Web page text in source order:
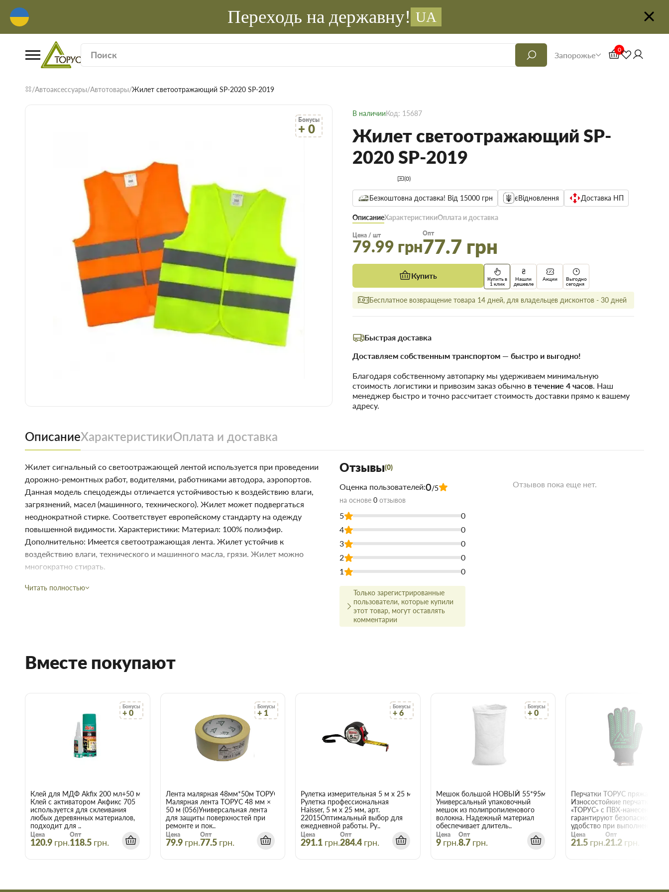
Переходь на державну! UA
Запорожье
0
Автоаксессуары Автотовары Жилет светоотражающий SP-2020 SP-2019
Бонусы
+ 0
В наличииКод: 15687
Жилет светоотражающий SP-
2020 SP-2019
(0)
Безкоштовна доставка! Від 15000 грн єВідновлення Доставка НП
ОписаниеХарактеристикиОплата и доставка
Цена / шт
79.99 грн
Опт
77.7 грн
Купить
Купить в
1 клик
Нашли
дешевле
Акции
Выгодно
сегодня
Бесплатное возвращение товара 14 дней, для владельцев дисконтов - 30 дней
Быстрая доставка
Доставляем собственным транспортом — быстро и выгодно!
Благодаря собственному автопарку мы удерживаем минимальную
стоимость логистики и привозим заказ обычно в течение 4 часов. Наш
менеджер быстро и точно рассчитает стоимость доставки прямо к вашему
адресу.
ОписаниеХарактеристикиОплата и доставка
Жилет сигнальный со светоотражающей лентой используется при проведении
дорожно-ремонтных работ, водителями, работниками автодора, аэропортов.
Данная модель спецодежды отличается устойчивостью к воздействию влаги,
загрязнений, масел (машинного, технического). Жилет может подвергаться
неоднократной стирке. Соответствует европейскому стандарту на одежду
повышенной видимости. Характеристики: Материал: 100% полиэфир.
Дополнительно: Имеется светоотражающая лента. Жилет устойчив к
воздействию влаги, технического и машинного масла, грязи. Жилет можно
многократно стирать.
Купить Жилет светоотражающий SP-2020 SP-2019 в Запорожье
В наличии продукция для строительства и ремонта с самым широким ассортиментом.
Чтобы не запутаться в том, что вам наиболее подходит по цене и качеству, всегда можно
Действует гибкая система скидок, надо лишь учитывать, что оптовая цена в нашем
интернет-магазине начинает действовать при покупке двух и более товаров.
Купить Жилет светоотражающий SP-2020 SP-2019 в
Запорожье
Читать полностью
Отзывы(0)
Оценка пользователей:0/5
на основе 0 отзывов
5
0
4
0
3
0
2
0
1
0
Только зарегистрированные
пользователи, которые купили
этот товар, могут оставлять
комментарии
Отзывов пока еще нет.
Вместе покупают
Бонусы
+ 0
Клей для МДФ Akfix 200 мл+50 мл
Клей с активатором Акфикс 705
используется для склеивания
любых деревянных материалов,
подходит для ..
Цена
120.9 грн.
Опт
118.5 грн.
Бонусы
+ 1
Лента малярная 48мм*50м ТОРУС 056
Малярная лента ТОРУС 48 мм ×
50 м (056)Универсальная лента
для защиты поверхностей при
ремонте и пок..
Цена
79.9 грн.
Опт
77.5 грн.
Бонусы
+ 6
Рулетка измерительная 5 м x 25 мм Haisser 22015
Рулетка профессиональная
Haisser, 5 м x 25 мм, арт.
22015Оптимальный выбор для
ежедневной работы. Ру..
Цена
291.1 грн.
Опт
284.4 грн.
Бонусы
+ 0
Мешок большой НОВЫЙ 55*95мм
Универсальный упаковочный
мешок из полипропиленового
волокна. Надежный материал
обеспечивает длитель..
Цена
9 грн.
Опт
8.7 грн.
Износостойкие перчатки
«ТОРУС» с ПВХ-нанесением
гарантируют безопасность и
удобство при выполнении е..
Цена
21.5 грн.
Опт
21.2 грн.